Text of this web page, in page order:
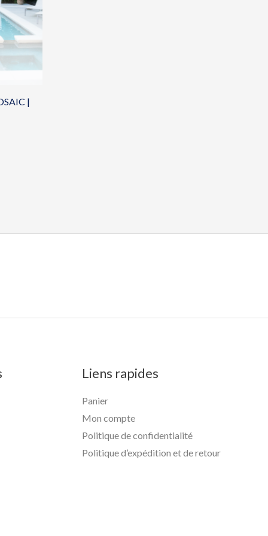
|
Liens rapides
Panier
Mon compte
Politique de confidentialité
Politique d’expédition et de retour